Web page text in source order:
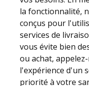
la fonctionnalité,
conçus pour
services de
vous évite bien
ou achat,
l'expérience d'un
priorité à votre